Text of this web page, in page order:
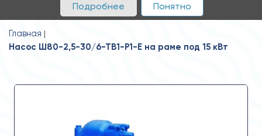
Подробнее Понятно
Главная
Насос Ш80-2,5-30/6-ТВ1-Р1-Е на раме под 15 кВт